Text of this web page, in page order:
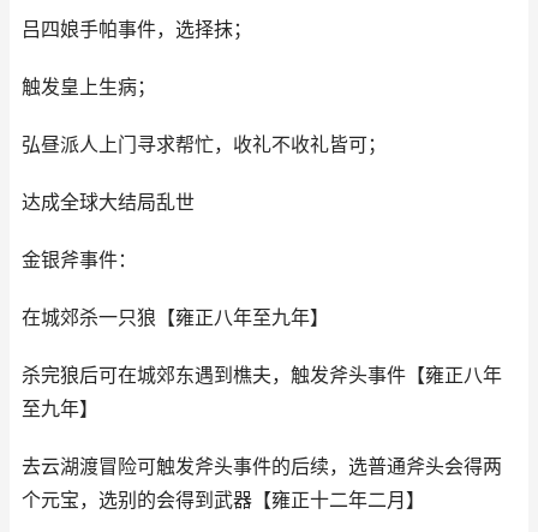
吕四娘手帕事件，选择抹；
触发皇上生病；
弘昼派人上门寻求帮忙，收礼不收礼皆可；
达成全球大结局乱世
金银斧事件：
在城郊杀一只狼【雍正八年至九年】
杀完狼后可在城郊东遇到樵夫，触发斧头事件【雍正八年
至九年】
去云湖渡冒险可触发斧头事件的后续，选普通斧头会得两
个元宝，选别的会得到武器【雍正十二年二月】